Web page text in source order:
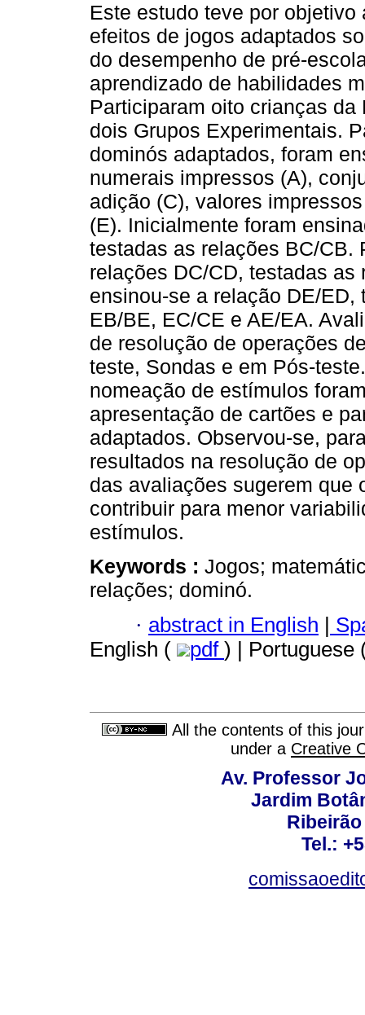
Este estudo teve por objetivo
efeitos de jogos adaptados
do desempenho de pré-
aprendizado de habilidades
Participaram oito crianças
dois Grupos Experimentais.
dominós adaptados, foram
numerais impressos (A),
adição (C), valores
(E). Inicialmente foram
testadas as relações BC/CB.
relações DC/CD, testadas
ensinou-se a relação DE/
EB/BE, EC/CE e AE/EA.
de resolução de operações
teste, Sondas e em Pós-
nomeação de estímulos
apresentação de cartões e
adaptados. Observou-se,
resultados na resolução de
das avaliações sugerem que
contribuir para menor
estímulos.
Keywords : Jogos;
relações; dominó.
· abstract in English |
English (
pdf ) | Portuguese
All the contents of this
under a Creative
Av. Professor
Jardim
Tel.: